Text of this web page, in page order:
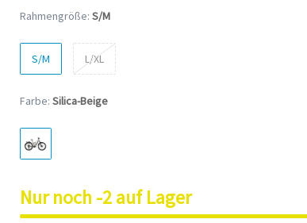
Rahmengröße: S/M
S/M L/XL
Farbe: Silica-Beige
Nur noch -2 auf Lager